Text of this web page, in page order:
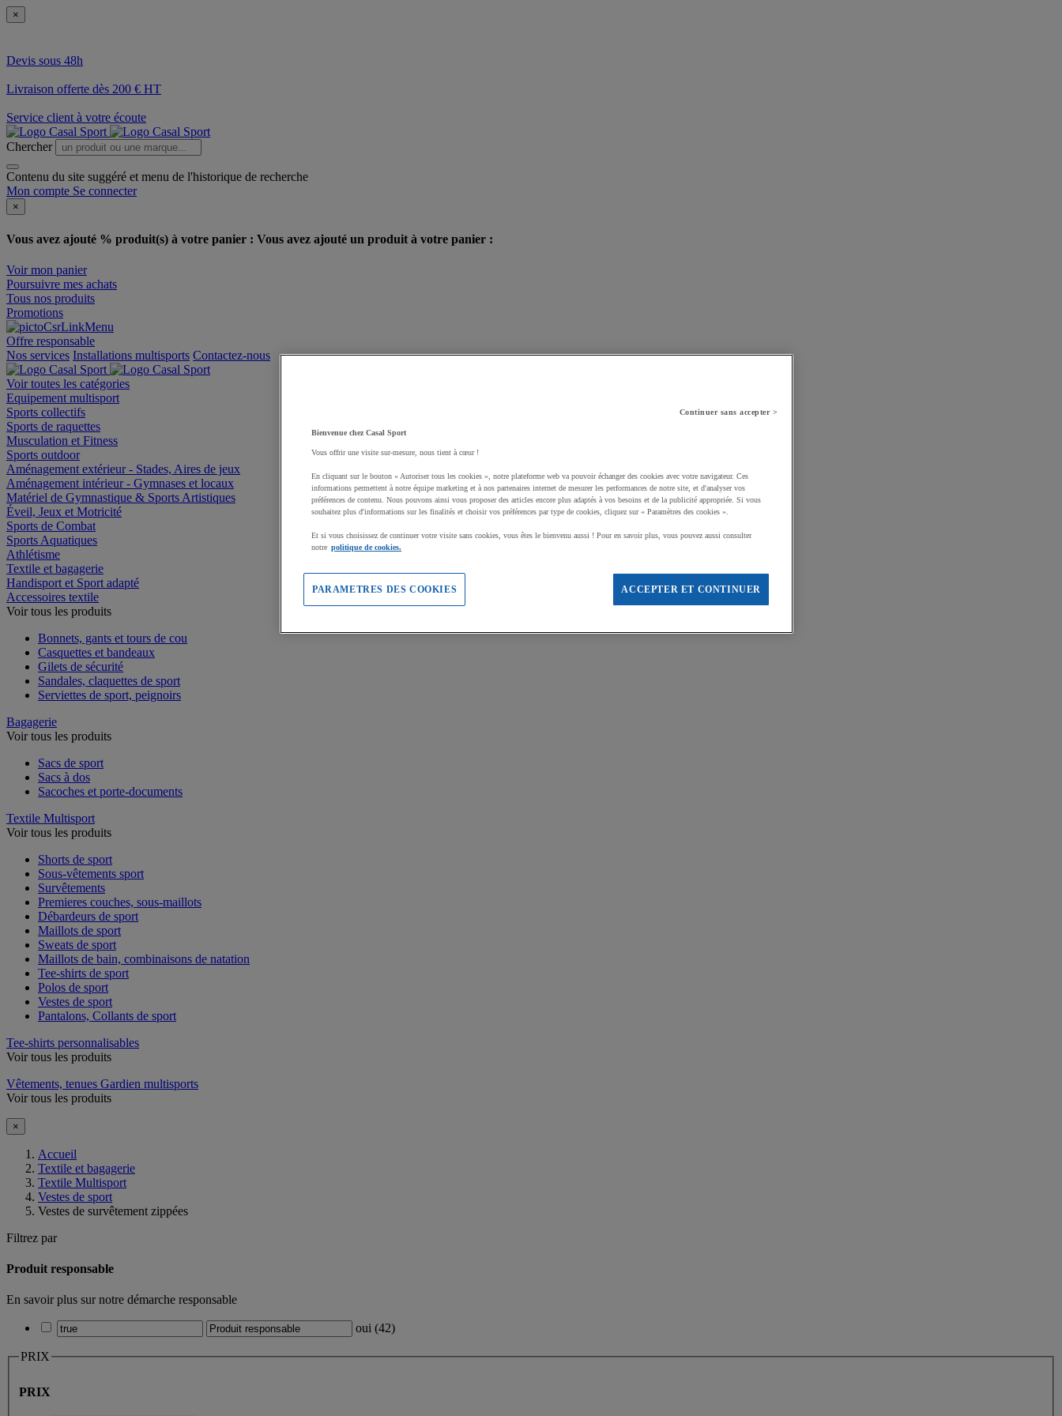
×
Devis sous 48h
Livraison offerte dès 200 € HT
Service client à votre écoute
Chercher
Contenu du site suggéré et menu de l'historique de recherche
Mon compte Se connecter
×
Vous avez ajouté % produit(s) à votre panier : Vous avez ajouté un produit à votre panier :
Voir mon panier
Poursuivre mes achats
Tous nos produits
Promotions
Offre responsable
Nos services Installations multisports Contactez-nous
Voir toutes les catégories
Equipement multisport
Sports collectifs
Sports de raquettes
Musculation et Fitness
Sports outdoor
Aménagement extérieur - Stades, Aires de jeux
Aménagement intérieur - Gymnases et locaux
Matériel de Gymnastique & Sports Artistiques
Éveil, Jeux et Motricité
Sports de Combat
Sports Aquatiques
Athlétisme
Textile et bagagerie
Handisport et Sport adapté
Accessoires textile
Voir tous les produits
Bonnets, gants et tours de cou
Casquettes et bandeaux
Gilets de sécurité
Sandales, claquettes de sport
Serviettes de sport, peignoirs
Bagagerie
Voir tous les produits
Sacs de sport
Sacs à dos
Sacoches et porte-documents
Textile Multisport
Voir tous les produits
Shorts de sport
Sous-vêtements sport
Survêtements
Premieres couches, sous-maillots
Débardeurs de sport
Maillots de sport
Sweats de sport
Maillots de bain, combinaisons de natation
Tee-shirts de sport
Polos de sport
Vestes de sport
Pantalons, Collants de sport
Tee-shirts personnalisables
Voir tous les produits
Vêtements, tenues Gardien multisports
Voir tous les produits
×
Accueil
Textile et bagagerie
Textile Multisport
Vestes de sport
Vestes de survêtement zippées
Filtrez par
Produit responsable
En savoir plus sur notre démarche responsable
oui (42)
PRIX
PRIX
Continuer sans accepter >
Bienvenue chez Casal Sport
Vous offrir une visite sur-mesure, nous tient à cœur !
En cliquant sur le bouton « Autoriser tous les cookies », notre plateforme web va pouvoir échanger des cookies avec votre navigateur. Ces
informations permettent à notre équipe marketing et à nos partenaires internet de mesurer les performances de notre site, et d'analyser vos
préférences de contenu. Nous pouvons ainsi vous proposer des articles encore plus adaptés à vos besoins et de la publicité appropriée. Si vous
souhaitez plus d'informations sur les finalités et choisir vos préférences par type de cookies, cliquez sur « Paramètres des cookies ».
Et si vous choisissez de continuer votre visite sans cookies, vous êtes le bienvenu aussi ! Pour en savoir plus, vous pouvez aussi consulter
notre politique de cookies.
ACCEPTER ET CONTINUER
PARAMETRES DES COOKIES